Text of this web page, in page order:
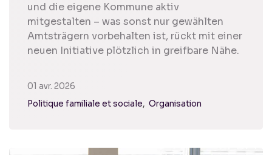
und die eigene Kommune aktiv
mitgestalten – was sonst nur gewählten
Amtsträgern vorbehalten ist, rückt mit einer
neuen Initiative plötzlich in greifbare Nähe.
01 avr. 2026
Politique familiale et sociale
Organisation